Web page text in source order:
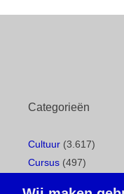
Categorieën
Cultuur (3.617)
Cursus (497)